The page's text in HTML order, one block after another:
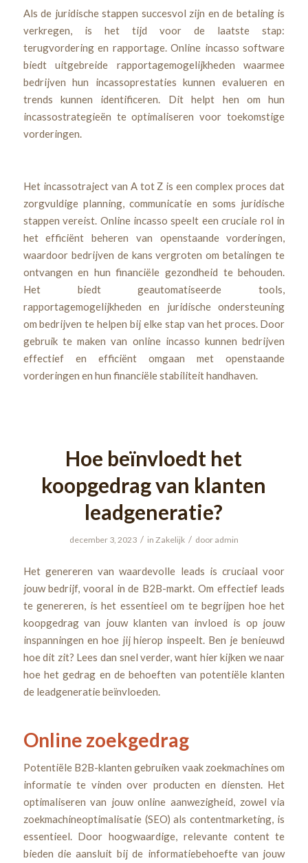
Als de juridische stappen succesvol zijn en de betaling is
verkregen, is het tijd voor de laatste stap:
terugvordering en rapportage. Online incasso software
biedt uitgebreide rapportagemogelijkheden waarmee
bedrijven hun incassoprestaties kunnen evalueren en
trends kunnen identificeren. Dit helpt hen om hun
incassostrategieën te optimaliseren voor toekomstige
vorderingen.
Het incassotraject van A tot Z is een complex proces dat
zorgvuldige planning, communicatie en soms juridische
stappen vereist. Online incasso speelt een cruciale rol in
het efficiënt beheren van openstaande vorderingen,
waardoor bedrijven de kans vergroten om betalingen te
ontvangen en hun financiële gezondheid te behouden.
Het biedt geautomatiseerde tools,
rapportagemogelijkheden en juridische ondersteuning
om bedrijven te helpen bij elke stap van het proces. Door
gebruik te maken van online incasso kunnen bedrijven
effectief en efficiënt omgaan met openstaande
vorderingen en hun financiële stabiliteit handhaven.
Hoe beïnvloedt het
koopgedrag van klanten
leadgeneratie?
december 3, 2023 / in Zakelijk / door admin
Het genereren van waardevolle leads is cruciaal voor
jouw bedrijf, vooral in de B2B-markt. Om effectief leads
te genereren, is het essentieel om te begrijpen hoe het
koopgedrag van jouw klanten van invloed is op jouw
inspanningen en hoe jij hierop inspeelt. Ben je benieuwd
hoe dit zit? Lees dan snel verder, want hier kijken we naar
hoe het gedrag en de behoeften van potentiële klanten
de leadgeneratie beïnvloeden.
Online zoekgedrag
Potentiële B2B-klanten gebruiken vaak zoekmachines om
informatie te vinden over producten en diensten. Het
optimaliseren van jouw online aanwezigheid, zowel via
zoekmachineoptimalisatie (SEO) als contentmarketing, is
essentieel. Door hoogwaardige, relevante content te
bieden die aansluit bij de informatiebehoefte van jouw